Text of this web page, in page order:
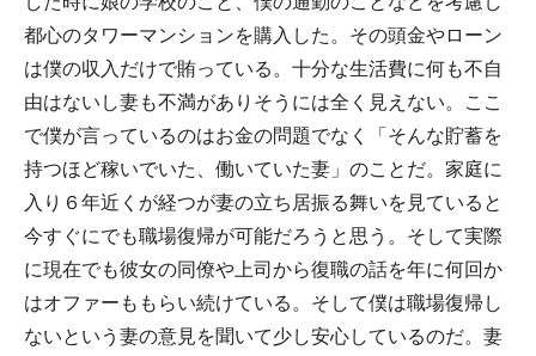
都心のタワーマンションを購入した。その頭金やローン
は僕の収入だけで賄っている。十分な生活費に何も不自
由はないし妻も不満がありそうには全く見えない。ここ
で僕が言っているのはお金の問題でなく「そんな貯蓄を
持つほど稼いでいた、働いていた妻」のことだ。家庭に
入り６年近くが経つが妻の立ち居振る舞いを見ていると
今すぐにでも職場復帰が可能だろうと思う。そして実際
に現在でも彼女の同僚や上司から復職の話を年に何回か
はオファーももらい続けている。そして僕は職場復帰し
ないという妻の意見を聞いて少し安心しているのだ。妻